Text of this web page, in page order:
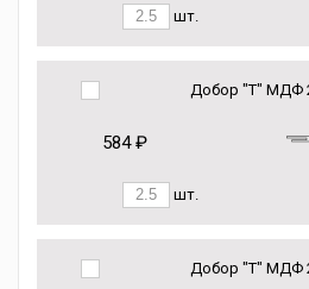
шт.
Добор "Т" МДФ
584 ₽
шт.
Добор "Т" МДФ